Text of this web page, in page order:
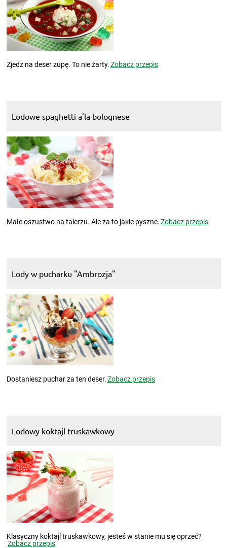
Zjedz na deser zupę. To nie żarty.Zobacz przepis
Lodowe spaghetti a'la bolognese
Małe oszustwo na talerzu. Ale za to jakie pyszne.Zobacz przepis
Lody w pucharku "Ambrozja"
Dostaniesz puchar za ten deser.Zobacz przepis
Lodowy koktajl truskawkowy
Klasyczny koktajl truskawkowy, jesteś w stanie mu się oprzeć?
Zobacz przepis